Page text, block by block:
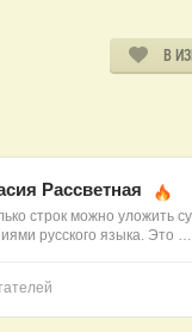
В
Рассветная
строк можно уложить
русского языка. Это …